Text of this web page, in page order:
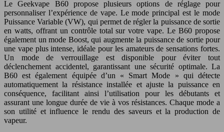
Le Geekvape B60 propose plusieurs options de réglage pour
personnaliser l’expérience de vape. Le mode principal est le mode
Puissance Variable (VW), qui permet de régler la puissance de sortie
en watts, offrant un contrôle total sur votre vape. Le B60 propose
également un mode Boost, qui augmente la puissance de sortie pour
une vape plus intense, idéale pour les amateurs de sensations fortes.
Un mode de verrouillage est disponible pour éviter tout
déclenchement accidentel, garantissant une sécurité optimale. La
B60 est également équipée d’un « Smart Mode » qui détecte
automatiquement la résistance installée et ajuste la puissance en
conséquence, facilitant ainsi l’utilisation pour les débutants et
assurant une longue durée de vie à vos résistances. Chaque mode a
son utilité et influence le rendu des saveurs et la production de
vapeur.